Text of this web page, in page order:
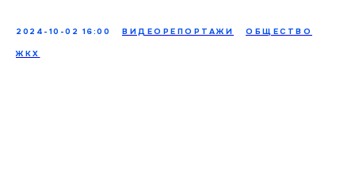
2024-10-02 16:00 ВИДЕОРЕПОРТАЖИ ОБЩЕСТВО
ЖКХ